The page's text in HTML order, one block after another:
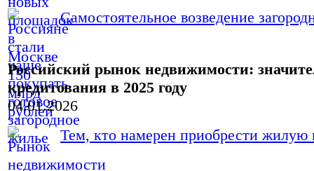
Самостоятельное возведение
Российский рынок недвижимости:
кредитования в 2025 году
04.01.2026
Тем, кто намерен приобрести жилую